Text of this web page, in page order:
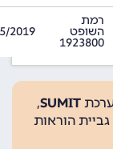
רמת
השופט
1923800
2019
SUMIT
,
הוראות